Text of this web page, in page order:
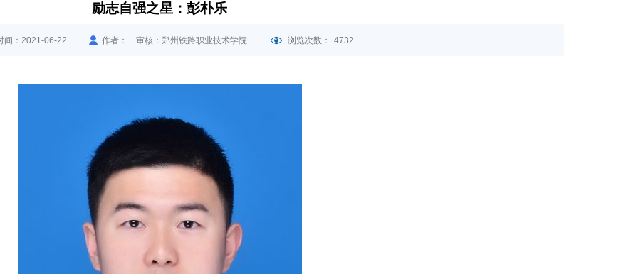
励志自强之星：彭朴乐
间：2021-06-22 作者： 审核：郑州铁路职业技术学院 浏览次数： 4732